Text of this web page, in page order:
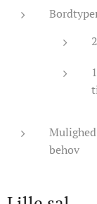
behov